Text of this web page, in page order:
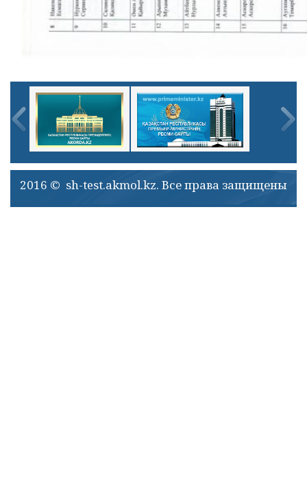
2016 © sh-test.akmol.kz. Все права защищены